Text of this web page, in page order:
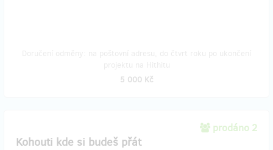
5 000 Kč
prodáno 2
Kohouti kde si budeš přát